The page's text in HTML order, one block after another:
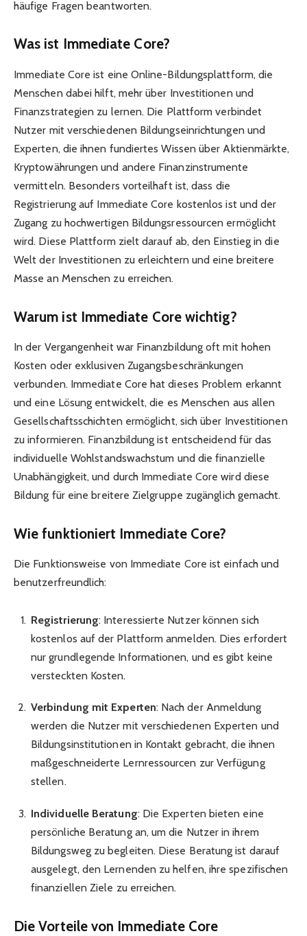
häufige Fragen beantworten.
Was ist Immediate Core?
Immediate Core ist eine Online-Bildungsplattform, die
Menschen dabei hilft, mehr über Investitionen und
Finanzstrategien zu lernen. Die Plattform verbindet
Nutzer mit verschiedenen Bildungseinrichtungen und
Experten, die ihnen fundiertes Wissen über Aktienmärkte,
Kryptowährungen und andere Finanzinstrumente
vermitteln. Besonders vorteilhaft ist, dass die
Registrierung auf Immediate Core kostenlos ist und der
Zugang zu hochwertigen Bildungsressourcen ermöglicht
wird. Diese Plattform zielt darauf ab, den Einstieg in die
Welt der Investitionen zu erleichtern und eine breitere
Masse an Menschen zu erreichen.
Warum ist Immediate Core wichtig?
In der Vergangenheit war Finanzbildung oft mit hohen
Kosten oder exklusiven Zugangsbeschränkungen
verbunden. Immediate Core hat dieses Problem erkannt
und eine Lösung entwickelt, die es Menschen aus allen
Gesellschaftsschichten ermöglicht, sich über Investitionen
zu informieren. Finanzbildung ist entscheidend für das
individuelle Wohlstandswachstum und die finanzielle
Unabhängigkeit, und durch Immediate Core wird diese
Bildung für eine breitere Zielgruppe zugänglich gemacht.
Wie funktioniert Immediate Core?
Die Funktionsweise von Immediate Core ist einfach und
benutzerfreundlich:
Registrierung: Interessierte Nutzer können sich
kostenlos auf der Plattform anmelden. Dies erfordert
nur grundlegende Informationen, und es gibt keine
versteckten Kosten.
Verbindung mit Experten: Nach der Anmeldung
werden die Nutzer mit verschiedenen Experten und
Bildungsinstitutionen in Kontakt gebracht, die ihnen
maßgeschneiderte Lernressourcen zur Verfügung
stellen.
Individuelle Beratung: Die Experten bieten eine
persönliche Beratung an, um die Nutzer in ihrem
Bildungsweg zu begleiten. Diese Beratung ist darauf
ausgelegt, den Lernenden zu helfen, ihre spezifischen
finanziellen Ziele zu erreichen.
Die Vorteile von Immediate Core